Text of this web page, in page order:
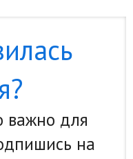
важно для
на